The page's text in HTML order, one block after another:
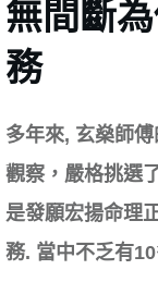
無間斷
務
多年來, 玄燊師
觀察，嚴格挑選
是發願宏揚命理
務. 當中不乏有